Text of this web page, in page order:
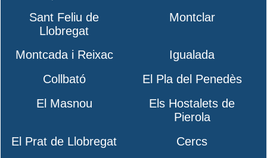
Sant Feliu de
Llobregat
Montclar
Montcada i Reixac
Igualada
Collbató
El Pla del Penedès
El Masnou
Els Hostalets de
Pierola
El Prat de Llobregat
Cercs